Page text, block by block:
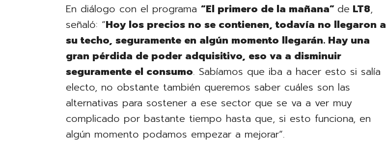
En diálogo con el programa“El primero de la mañana” de LT8,
señaló: “Hoy los precios no se contienen, todavía no llegaron a
su techo, seguramente en algún momento llegarán. Hay una
gran pérdida de poder adquisitivo, eso va a disminuir
seguramente el consumo. Sabíamos que iba a hacer esto si salía
electo, no obstante también queremos saber cuáles son las
alternativas para sostener a ese sector que se va a ver muy
complicado por bastante tiempo hasta que, si esto funciona, en
algún momento podamos empezar a mejorar”.